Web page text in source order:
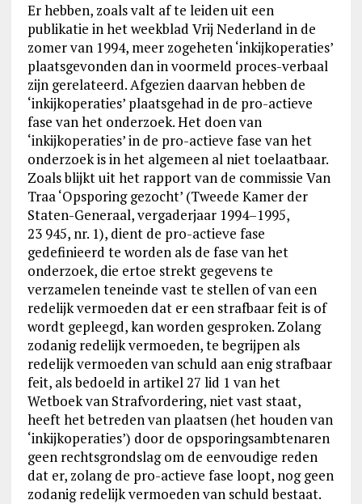
Er hebben, zoals valt af te leiden uit een
publikatie in het weekblad Vrij Nederland in de
zomer van 1994, meer zogeheten ‘inkijkoperaties’
plaatsgevonden dan in voormeld proces-verbaal
zijn gerelateerd. Afgezien daarvan hebben de
‘inkijkoperaties’ plaatsgehad in de pro-actieve
fase van het onderzoek. Het doen van
‘inkijkoperaties’ in de pro-actieve fase van het
onderzoek is in het algemeen al niet toelaatbaar.
Zoals blijkt uit het rapport van de commissie Van
Traa ‘Opsporing gezocht’ (Tweede Kamer der
Staten-Generaal, vergaderjaar 1994–1995,
23 945, nr. 1), dient de pro-actieve fase
gedefinieerd te worden als de fase van het
onderzoek, die ertoe strekt gegevens te
verzamelen teneinde vast te stellen of van een
redelijk vermoeden dat er een strafbaar feit is of
wordt gepleegd, kan worden gesproken. Zolang
zodanig redelijk vermoeden, te begrijpen als
redelijk vermoeden van schuld aan enig strafbaar
feit, als bedoeld in artikel 27 lid 1 van het
Wetboek van Strafvordering, niet vast staat,
heeft het betreden van plaatsen (het houden van
‘inkijkoperaties’) door de opsporingsambtenaren
geen rechtsgrondslag om de eenvoudige reden
dat er, zolang de pro-actieve fase loopt, nog geen
zodanig redelijk vermoeden van schuld bestaat.